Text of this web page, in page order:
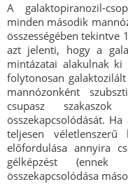
A galaktopiranozil-
minden második
összességében tekintve
azt jelenti, hogy a
mintázatai alakulnak
folytonosan
mannózonként
csupasz
összekapcsolódását.
teljesen
előfordulása annyira
gélképzést
összekapcsolódása